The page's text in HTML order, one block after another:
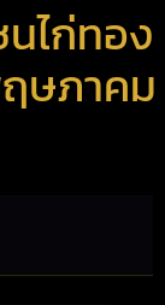
ไก่ทอง
ษภาคม